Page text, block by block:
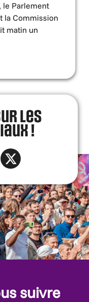
le Parlement
la Commission
matin un
les
!
suivre